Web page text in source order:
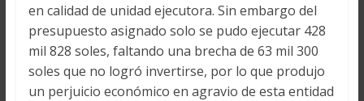
en calidad de unidad ejecutora. Sin embargo del
presupuesto asignado solo se pudo ejecutar 428
mil 828 soles, faltando una brecha de 63 mil 300
soles que no logró invertirse, por lo que produjo
un perjuicio económico en agravio de esta entidad